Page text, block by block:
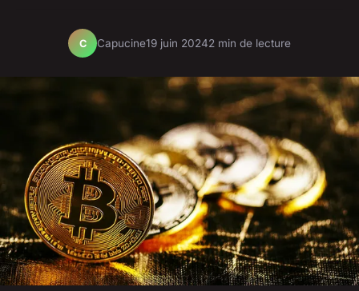
C Capucine19 juin 20242 min de lecture